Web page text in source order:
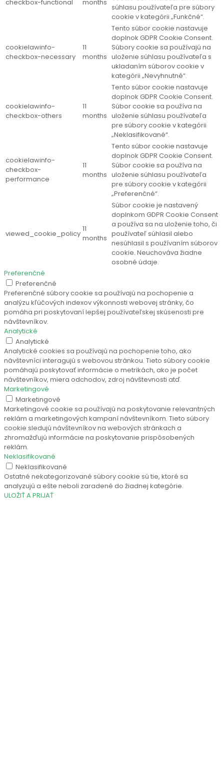
checkbox-functional
months
súhlasu používateľa pre súbory
cookie v kategórii „Funkčné“.
cookielawinfo-
checkbox-necessary
11
months
Tento súbor cookie nastavuje
doplnok GDPR Cookie Consent.
Súbory cookie sa používajú na
uloženie súhlasu používateľa s
ukladaním súborov cookie v
kategórii „Nevyhnutné“.
cookielawinfo-
checkbox-others
11
months
Tento súbor cookie nastavuje
doplnok GDPR Cookie Consent.
Súbor cookie sa používa na
uloženie súhlasu používateľa
pre súbory cookie v kategórii
„Neklasifikované“.
cookielawinfo-
checkbox-
performance
11
months
Tento súbor cookie nastavuje
doplnok GDPR Cookie Consent.
Súbor cookie sa používa na
uloženie súhlasu používateľa
pre súbory cookie v kategórii
„Preferenčné“.
viewed_cookie_policy
11
months
Súbor cookie je nastavený
doplnkom GDPR Cookie Consent
a používa sa na uloženie toho, či
používateľ súhlasil alebo
nesúhlasil s používaním súborov
cookie. Neuchováva žiadne
osobné údaje.
Preferenčné
Preferenčné
Preferenčné súbory cookie sa používajú na pochopenie a
analýzu kľúčových indexov výkonnosti webovej stránky, čo
pomáha pri poskytovaní lepšej používateľskej skúsenosti pre
návštevníkov.
Analytické
Analytické
Analytické cookies sa používajú na pochopenie toho, ako
návštevníci interagujú s webovou stránkou. Tieto súbory cookie
pomáhajú poskytovať informácie o metrikách, ako je počet
návštevníkov, miera odchodov, zdroj návštevnosti atď.
Marketingové
Marketingové
Marketingové cookie sa používajú na poskytovanie relevantných
reklám a marketingových kampaní návštevníkom. Tieto súbory
cookie sledujú návštevníkov na webových stránkach a
zhromažďujú informácie na poskytovanie prispôsobených
reklám.
Neklasifikované
Neklasifikované
Ostatné nekategorizované súbory cookie sú tie, ktoré sa
analyzujú a ešte neboli zaradené do žiadnej kategórie.
ULOŽIŤ A PRIJAŤ